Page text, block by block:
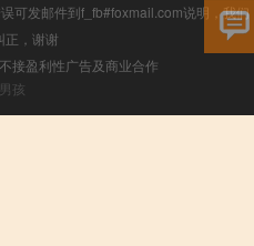
可发邮件到f_fb#foxmail.com说明，我们
正，谢谢
接盈利性广告及商业合作
孩